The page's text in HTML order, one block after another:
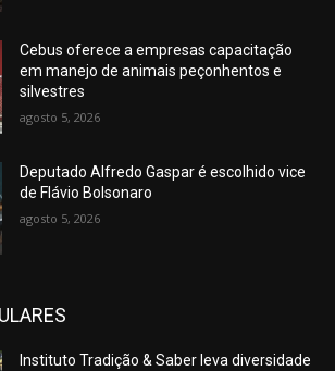
Cebus oferece a empresas capacitação
em manejo de animais peçonhentos e
silvestres
agosto 5, 2026
Deputado Alfredo Gaspar é escolhido vice
de Flávio Bolsonaro
agosto 5, 2026
Instituto Tradição & Saber leva diversidade